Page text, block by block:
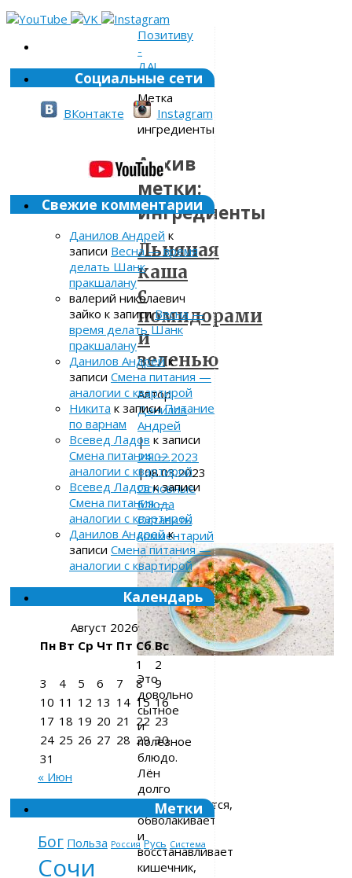
Позитиву
-
ДА!
»
Метка
»
ингредиенты
Архив
метки:
ингредиенты
Льняная
каша
с
помидорами
и
зеленью
Автор:
Данилов
Андрей
|
24.02.2023
|08.03.2023
Основные
блюда
Оставить
комментарий
Это
довольно
сытное
и
полезное
блюдо.
Лён
долго
переваривается,
обволакивает
и
восстанавливает
кишечник,
Социальные сети
ВКонтакте Instagram
Свежие комментарии
Данилов Андрей к
записи Весна — время
делать Шанк
пракшалану
валерий николаевич
зайко к записиВесна —
время делать Шанк
пракшалану
Данилов Андрейк
записи Смена питания —
аналогии с квартирой
Никита к записиПитание
по варнам
Всевед Ладов к записи
Смена питания —
аналогии с квартирой
Всевед Ладовк записи
Смена питания —
аналогии с квартирой
Данилов Андрейк
записи Смена питания —
аналогии с квартирой
Календарь
Август 2026
Пн Вт Ср Чт Пт Сб Вс
1
2
3
4 5 6 7 8
9
10 11 12 13 14 15 16
17 18 19 20 21 22 23
24 25 26 27 28 29 30
31
« Июн
Метки
Бог Польза Россия Русь Система
Сочи